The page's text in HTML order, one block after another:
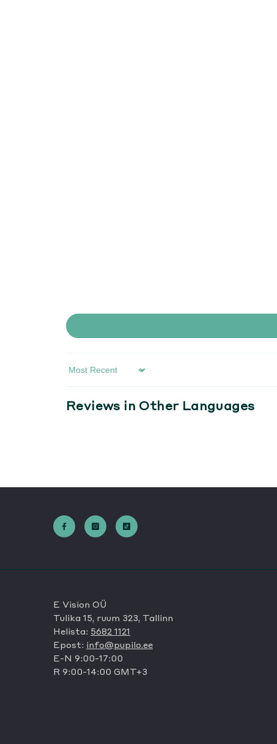
Sort By
Reviews in Other Languages
E Vision OÜ
Tulika 15, ruum 323, Tallinn
Helista: 5682 1121
Epost: info@pupilo.ee
E-N 9:00-17:00
R 9:00-14:00 GMT+3